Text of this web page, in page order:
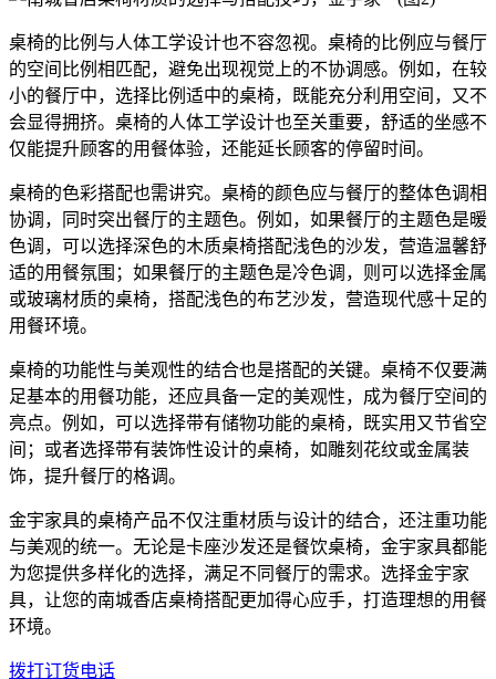
桌椅的比例与人体工学设计也不容忽视。桌椅的比例应与餐厅
的空间比例相匹配，避免出现视觉上的不协调感。例如，在较
小的餐厅中，选择比例适中的桌椅，既能充分利用空间，又不
会显得拥挤。桌椅的人体工学设计也至关重要，舒适的坐感不
仅能提升顾客的用餐体验，还能延长顾客的停留时间。
桌椅的色彩搭配也需讲究。桌椅的颜色应与餐厅的整体色调相
协调，同时突出餐厅的主题色。例如，如果餐厅的主题色是暖
色调，可以选择深色的木质桌椅搭配浅色的沙发，营造温馨舒
适的用餐氛围；如果餐厅的主题色是冷色调，则可以选择金属
或玻璃材质的桌椅，搭配浅色的布艺沙发，营造现代感十足的
用餐环境。
桌椅的功能性与美观性的结合也是搭配的关键。桌椅不仅要满
足基本的用餐功能，还应具备一定的美观性，成为餐厅空间的
亮点。例如，可以选择带有储物功能的桌椅，既实用又节省空
间；或者选择带有装饰性设计的桌椅，如雕刻花纹或金属装
饰，提升餐厅的格调。
金宇家具的桌椅产品不仅注重材质与设计的结合，还注重功能
与美观的统一。无论是卡座沙发还是餐饮桌椅，金宇家具都能
为您提供多样化的选择，满足不同餐厅的需求。选择金宇家
具，让您的南城香店桌椅搭配更加得心应手，打造理想的用餐
环境。
拨打订货电话